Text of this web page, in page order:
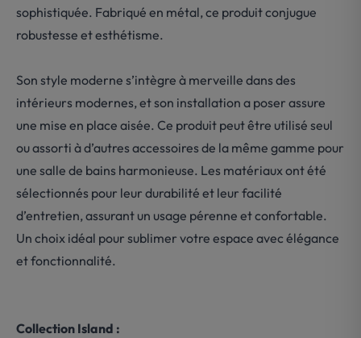
sophistiquée. Fabriqué en métal, ce produit conjugue
robustesse et esthétisme.
Son style moderne s’intègre à merveille dans des
intérieurs modernes, et son installation a poser assure
une mise en place aisée. Ce produit peut être utilisé seul
ou assorti à d’autres accessoires de la même gamme pour
une salle de bains harmonieuse. Les matériaux ont été
sélectionnés pour leur durabilité et leur facilité
d’entretien, assurant un usage pérenne et confortable.
Un choix idéal pour sublimer votre espace avec élégance
et fonctionnalité.
Collection Island :